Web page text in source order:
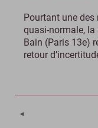
Pourtant une
quasi-normale,
Bain (Paris 13e)
retour
◄